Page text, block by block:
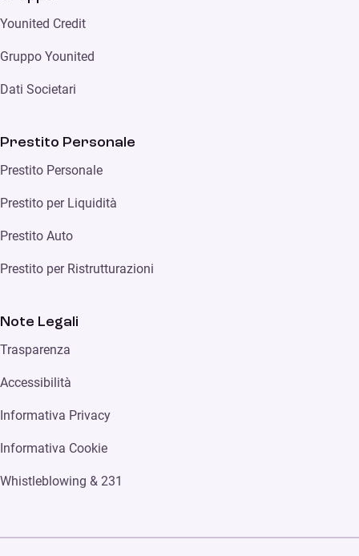
Younited Credit
Gruppo Younited
Dati Societari
Prestito Personale
Prestito Personale
Prestito per Liquidità
Prestito Auto
Prestito per Ristrutturazioni
Note Legali
Trasparenza
Accessibilità
Informativa Privacy
Informativa Cookie
Whistleblowing & 231